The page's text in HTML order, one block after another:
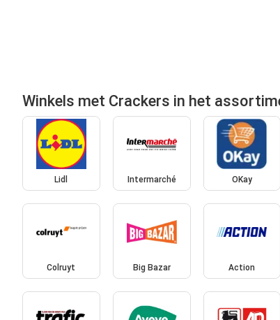
Winkels met Crackers in het
Lidl Intermarché OKay
Colruyt Big Bazar Action